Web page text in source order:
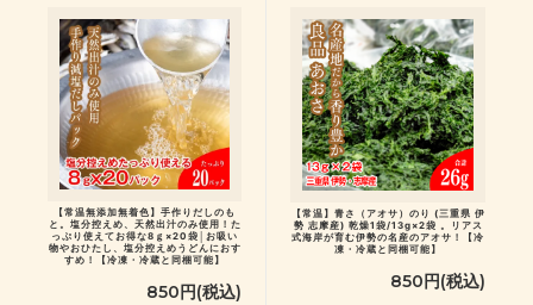
【常温無添加無着色】手作りだしのも
と。塩分控えめ、天然出汁のみ使用！た
っぷり使えてお得な8ｇ×20袋│お吸い
物やおひたし、塩分控えめうどんにおす
すめ！【冷凍・冷蔵と同梱可能】
850円(税込)
【常温】青さ（アオサ）のり (三重県 伊
勢 志摩産) 乾燥1袋/13g×2袋 。リアス
式海岸が育む伊勢の名産のアオサ！【冷
凍・冷蔵と同梱可能】
850円(税込)